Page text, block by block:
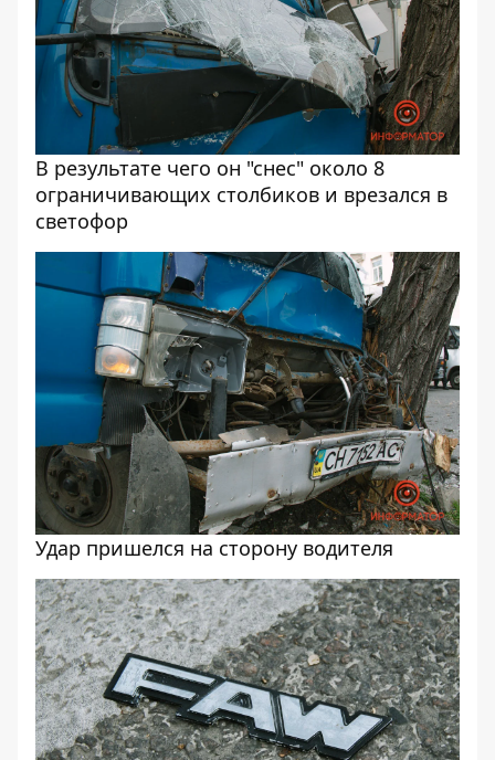
В результате чего он "снес" около 8
ограничивающих столбиков и врезался в
светофор
Удар пришелся на сторону водителя